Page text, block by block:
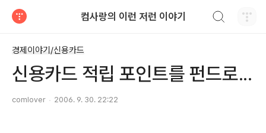
컴사랑의 이런 저런 이야기
경제이야기/신용카드
신용카드 적립 포인트를 펀드로...
comlover 2006. 9. 30. 22:22